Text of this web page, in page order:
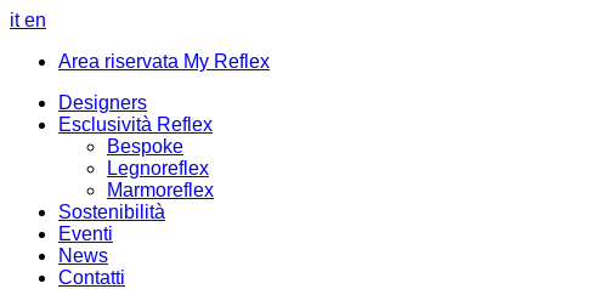
it en
Area riservata My Reflex
Designers
Esclusività Reflex
Bespoke
Legnoreflex
Marmoreflex
Sostenibilità
Eventi
News
Contatti